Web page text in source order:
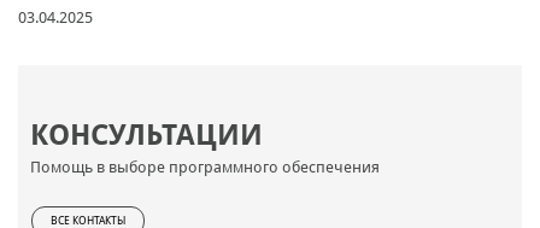
КОНСУЛЬТАЦИИ
Помощь в выборе программного обеспечения
ВСЕ КОНТАКТЫ
03.04.2025